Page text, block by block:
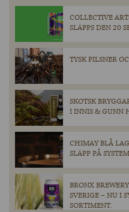
COLLECTIVE
SLÄPPS DEN 20
TYSK PILSNER
SKOTSK
I INNIS & GUNN
CHIMAY BLÅ
SLÄPP PÅ
BRONX
SVERIGE – NU I
SORTIMENT.